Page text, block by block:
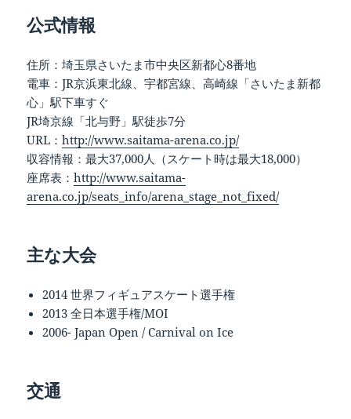
公式情報
住所：埼玉県さいたま市中央区新都心8番地
電車：JR京浜東北線、宇都宮線、高崎線「さいたま新都
心」駅下車すぐ
JR埼京線「北与野」駅徒歩7分
URL：http://www.saitama-arena.co.jp/
収容情報：最大37,000人（スケート時は最大18,000）
座席表：http://www.saitama-
arena.co.jp/seats_info/arena_stage_not_fixed/
主な大会
2014 世界フィギュアスケート選手権
2013 全日本選手権/MOI
2006- Japan Open / Carnival on Ice
交通